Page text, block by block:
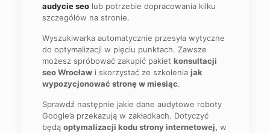
audycie seolub potrzebie dopracowania kilku
szczegółów na stronie.
Wyszukiwarka automatycznie przesyła wytyczne
do optymalizacji w pięciu punktach. Zawsze
możesz spróbować zakupić pakiet konsultacji
seo Wrocławi skorzystać ze szkolenia jak
wypozycjonować stronę w miesiąc.
Sprawdź następnie jakie dane audytowe roboty
Google’a przekazują w zakładkach. Dotyczyć
będą optymalizacji kodu strony internetowej, w